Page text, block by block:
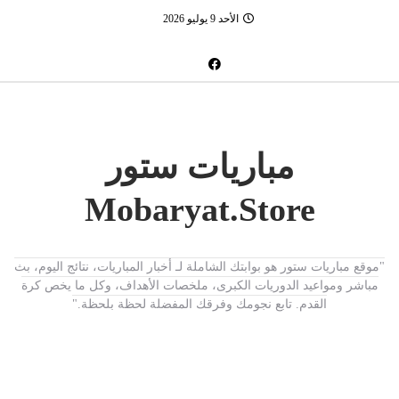
الأحد 9 يوليو 2026
مباريات ستور
Mobaryat.Store
"موقع مباريات ستور هو بوابتك الشاملة لـ أخبار المباريات، نتائج اليوم، بث
مباشر ومواعيد الدوريات الكبرى، ملخصات الأهداف، وكل ما يخص كرة
القدم. تابع نجومك وفرقك المفضلة لحظة بلحظة."